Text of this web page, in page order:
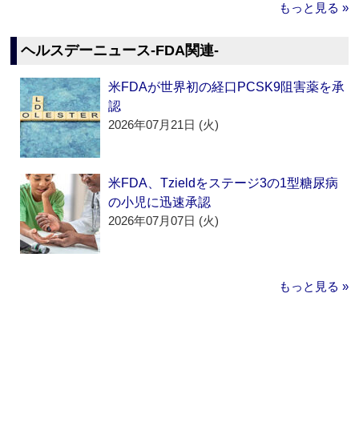
もっと見る »
ヘルスデーニュース‐FDA関連‐
米FDAが世界初の経口PCSK9阻害薬を承
認
2026年07月21日 (火)
米FDA、Tzieldをステージ3の1型糖尿病
の小児に迅速承認
2026年07月07日 (火)
もっと見る »